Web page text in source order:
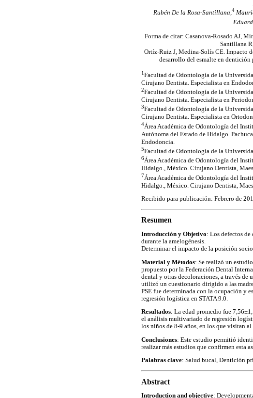
Rubén De la Rosa-Santillana,4
Forma de citar: Casanova-Rosado AJ,
Santillana
Ortíz-Ruiz J, Medina-Solís CE. Impacto
desarrollo del esmalte en dentición
1Facultad de Odontología de la
Cirujano Dentista. Especialista en
2Facultad de Odontología de la
Cirujano Dentista. Especialista en
3Facultad de Odontología de la
Cirujano Dentista. Especialista en
4Área Académica de Odontología del
Autónoma del Estado de Hidalgo.
Endodoncia.
5Facultad de Odontología de la
6Área Académica de Odontología del
Hidalgo., México. Cirujano Dentista,
7Área Académica de Odontología del
Hidalgo., México. Cirujano Dentista,
Recibido para publicación: Febrero de
Resumen
Introducción y Objetivo: Los defectos
durante la amelogénesis.
Determinar el impacto de la posición
Material y Métodos: Se realizó un
propuesto por la Federación Dental
dental y otras decoloraciones, a través de
utilizó un cuestionario dirigido a las
PSE fue determinada con la ocupación y
regresión logística en STATA 9.0.
Resultados: La edad promedio fue
el análisis multivariado de regresión
los niños de 8-9 años, en los que visitan
Conclusiones: Este estudio permitió
realizar más estudios que confirmen esta
Palabras clave: Salud bucal, Dentición
Abstract
Introduction and objective: